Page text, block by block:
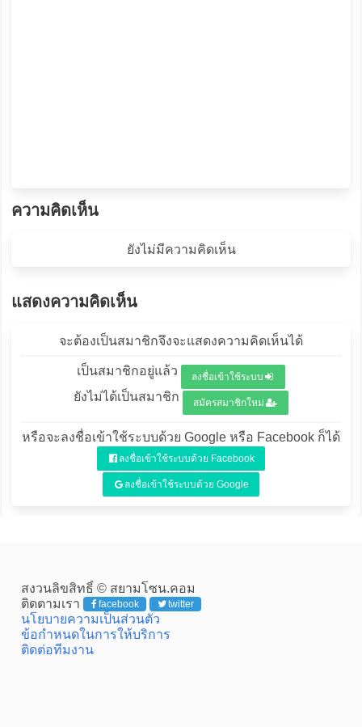
ความคิดเห็น
ยังไม่มีความคิดเห็น
แสดงความคิดเห็น
จะต้องเป็นสมาชิกจึงจะแสดงความคิดเห็นได้
เป็นสมาชิกอยู่แล้ว ลงชื่อเข้าใช้ระบบ
ยังไม่ได้เป็นสมาชิก สมัครสมาชิกใหม่
หรือจะลงชื่อเข้าใช้ระบบด้วย Google หรือ Facebook ก็ได้
ลงชื่อเข้าใช้ระบบด้วย Facebook
ลงชื่อเข้าใช้ระบบด้วย Google
สงวนลิขสิทธิ์ © สยามโซน.คอม
ติดตามเรา
facebook twitter
นโยบายความเป็นส่วนตัว
ข้อกำหนดในการให้บริการ
ติดต่อทีมงาน